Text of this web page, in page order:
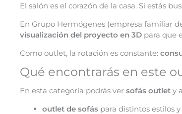
El salón es el corazón de la casa. Si estás
En Grupo Hermógenes (empresa familiar
visualización del proyecto en 3D para que
Como outlet, la rotación es constante:
Qué encontrarás en este
En esta categoría podrás ver sofás outlet y
outlet de sofás para distintos estilos y